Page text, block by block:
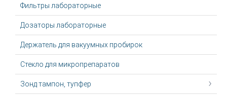
Фильтры лабораторные
Дозаторы лабораторные
Держатель для вакуумных пробирок
Стекло для микропрепаратов
Зонд тампон, тупфер